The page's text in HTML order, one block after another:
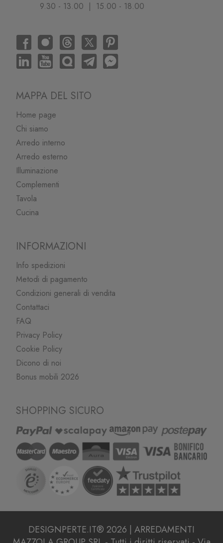
9.30 - 13.00 | 15.00 - 18.00
MAPPA DEL SITO
Home page
Chi siamo
Arredo interno
Arredo esterno
Illuminazione
Complementi
Tavola
Cucina
INFORMAZIONI
Info spedizioni
Metodi di pagamento
Condizioni generali di vendita
Contattaci
FAQ
Privacy Policy
Cookie Policy
Dicono di noi
Bonus mobili 2026
SHOPPING SICURO
DESIGNPERTE.IT® 2026 | ARREDAMENTI